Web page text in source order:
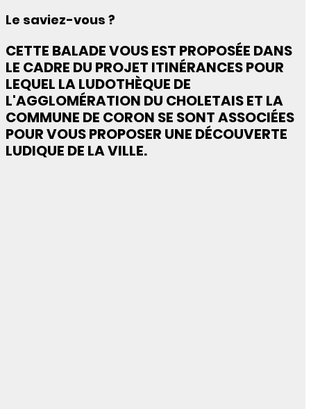
Le saviez-vous ?
CETTE BALADE VOUS EST PROPOSÉE DANS
LE CADRE DU PROJET ITINÉRANCES POUR
LEQUEL LA LUDOTHÈQUE DE
L'AGGLOMÉRATION DU CHOLETAIS ET LA
COMMUNE DE CORON SE SONT ASSOCIÉES
POUR VOUS PROPOSER UNE DÉCOUVERTE
LUDIQUE DE LA VILLE.